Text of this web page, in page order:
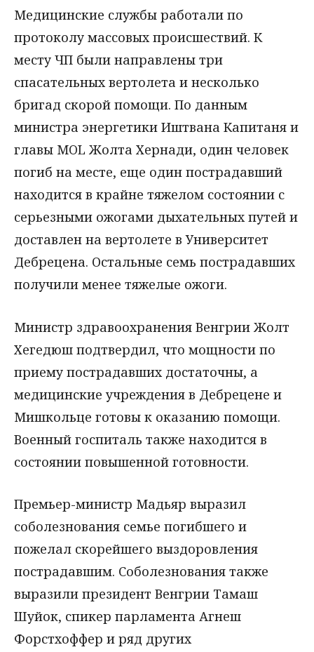
Медицинские службы работали по
протоколу массовых происшествий. К
месту ЧП были направлены три
спасательных вертолета и несколько
бригад скорой помощи. По данным
министра энергетики Иштвана Капитаня и
главы MOL Жолта Хернади, один человек
погиб на месте, еще один пострадавший
находится в крайне тяжелом состоянии с
серьезными ожогами дыхательных путей и
доставлен на вертолете в Университет
Дебрецена. Остальные семь пострадавших
получили менее тяжелые ожоги.
Министр здравоохранения Венгрии Жолт
Хегедюш подтвердил, что мощности по
приему пострадавших достаточны, а
медицинские учреждения в Дебрецене и
Мишкольце готовы к оказанию помощи.
Военный госпиталь также находится в
состоянии повышенной готовности.
Премьер-министр Мадьяр выразил
соболезнования семье погибшего и
пожелал скорейшего выздоровления
пострадавшим. Соболезнования также
выразили президент Венгрии Тамаш
Шуйок, спикер парламента Агнеш
Форстхоффер и ряд других